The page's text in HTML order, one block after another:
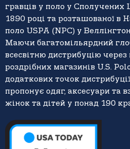
гравців у поло у Сполучених
1890 році та розташованої в
поло USPA (NPC) у
Маючи багатомільярдний
всесвітню дистрибуцію
роздрібних магазинів U.S.
додаткових точок
пропонує одяг, аксесуари та
жінок та дітей у понад 190